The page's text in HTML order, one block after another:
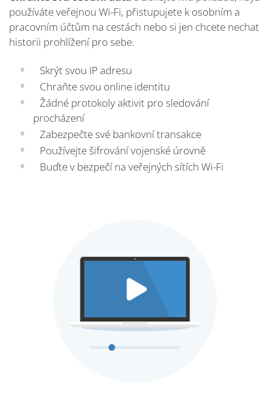
používáte veřejnou Wi-Fi, přistupujete k osobním a
pracovním účtům na cestách nebo si jen chcete nechat
historii prohlížení pro sebe.
Skrýt svou IP adresu
Chraňte svou online identitu
Žádné protokoly aktivit pro sledování
procházení
Zabezpečte své bankovní transakce
Používejte šifrování vojenské úrovně
Buďte v bezpečí na veřejných sítích Wi-Fi